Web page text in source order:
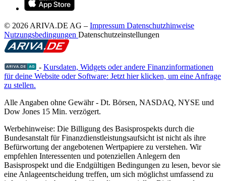
© 2026 ARIVA.DE AG – Impressum Datenschutzhinweise
Nutzungsbedingungen Datenschutzeinstellungen
- Kursdaten, Widgets oder andere Finanzinformationen
für deine Website oder Software: Jetzt hier klicken, um eine Anfrage
zu stellen.
Alle Angaben ohne Gewähr - Dt. Börsen, NASDAQ, NYSE und
Dow Jones 15 Min. verzögert.
Werbehinweise: Die Billigung des Basisprospekts durch die
Bundesanstalt für Finanzdienstleistungsaufsicht ist nicht als ihre
Befürwortung der angebotenen Wertpapiere zu verstehen. Wir
empfehlen Interessenten und potenziellen Anlegern den
Basisprospekt und die Endgültigen Bedingungen zu lesen, bevor sie
eine Anlageentscheidung treffen, um sich möglichst umfassend zu